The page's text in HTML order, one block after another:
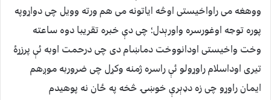
ووهغه می راواخیستی اوڅه ایاتونه می هم ورته وویل چی دواړوپه
پوره توجه اوغورسره واورېدل؛ چی دې خبره تقریبا دوه ساعته
وخت واخیستی اودانووخت دماښام دی چی درحمت اوبه ئې پرزړۀ
تیری اوداسلام راوړولو ئې راسره ژمنه وکړل چی ضروربه موږهم
ایمان راوړو چی زه دډېرې خوښۍ څخه په ځان نه پوهیدم